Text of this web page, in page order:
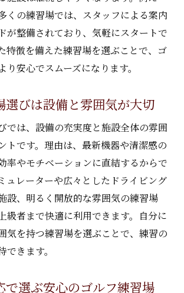
くの練習場では、スタッフによる案内
が整備されており、気軽にスタートで
特徴を備えた練習場を選ぶことで、ゴ
り安心でスムーズになります。
選びは設備と雰囲気が大切
では、設備の充実度と施設全体の雰囲
トです。理由は、最新機器や清潔感の
率やモチベーションに直結するからで
ュレーターや広々としたドライビング
設、明るく開放的な雰囲気の練習場
級者まで快適に利用できます。自分に
気を持つ練習場を選ぶことで、練習の
きます。
で選ぶ安心のゴルフ練習場